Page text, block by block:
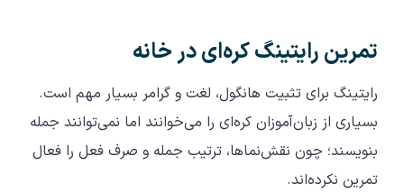
تمرین رایتینگ کره‌ای در خانه
رایتینگ برای تثبیت هانگول، لغت و گرامر بسیار مهم است.
بسیاری از زبان‌آموزان کره‌ای را می‌خوانند اما نمی‌توانند جمله
بنویسند؛ چون نقش‌نماها، ترتیب جمله و صرف فعل را فعال
تمرین نکرده‌اند.